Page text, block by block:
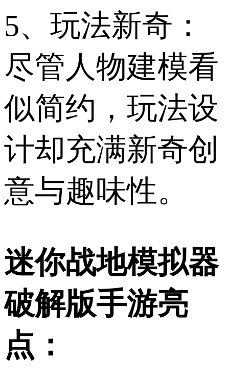
5、玩法新奇：
尽管人物建模看
似简约，玩法设
计却充满新奇创
意与趣味性。
迷你战地模拟器
破解版手游亮
点：